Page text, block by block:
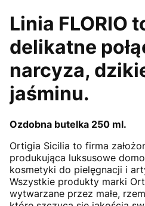
Linia FLORIO
delikatne
narcyza,
jaśminu.
Ozdobna butelka 250 ml.
Ortigia Sicilia to firma
produkująca luksusowe
kosmetyki do pielęgnacji i
Wszystkie produkty marki
wytwarzane przez małe,